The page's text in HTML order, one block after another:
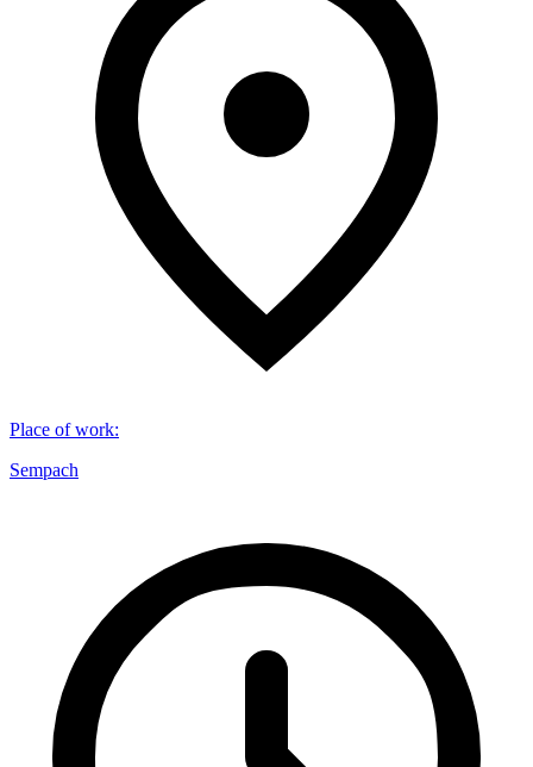
Place of work:
Sempach